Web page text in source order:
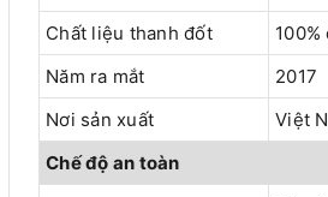
Chất liệu thanh đốt
100%
Năm ra mắt
2017
Nơi sản xuất
Việt
Chế độ an toàn